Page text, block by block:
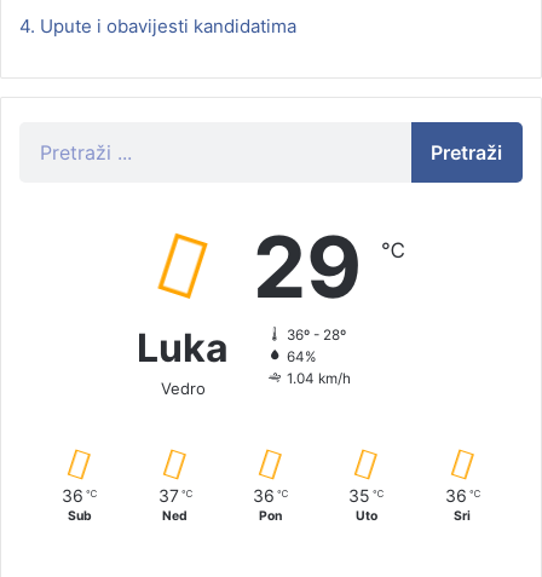
4. Upute i obavijesti kandidatima
Pretraži
Luka
Vedro
29 ℃
36º - 28º
64%
1.04 km/h
36 ℃
Sub
37 ℃
Ned
36 ℃
Pon
35 ℃
Uto
36 ℃
Sri